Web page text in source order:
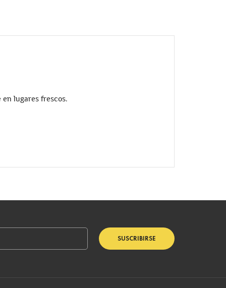
lugares frescos.
SUSCRIBIRSE